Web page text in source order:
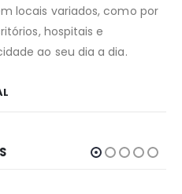
locais variados, como por
hospitais e
ao seu dia a dia.